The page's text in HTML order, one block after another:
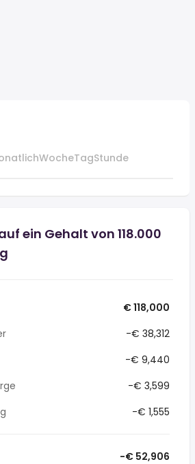
WocheTagStunde
ein Gehalt von 118.000
€ 118,000
-€ 38,312
-€ 9,440
-€ 3,599
-€ 1,555
-€ 52,906